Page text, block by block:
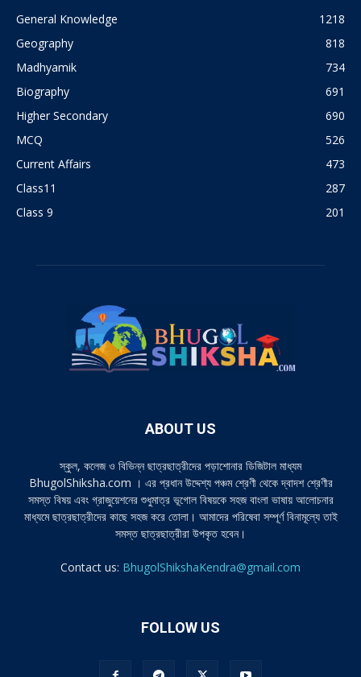
General Knowledge
1218
Geography
818
Madhyamik
734
Biography
691
Higher Secondary
690
MCQ
526
Current Affairs
473
Class11
287
Class 9
201
ABOUT US
স্কুল, কলেজ ও বিভিন্ন ছাত্রছাত্রীদের পড়াশোনার ডিজিটাল মাধ্যম
BhugolShiksha.com । এর প্রধান উদ্দেশ্য পঞ্চম শ্রেণী থেকে দ্বাদশ শ্রেণীর
সমস্ত বিষয় এবং গ্রাজুয়েশনের শুধুমাত্র ভূগোল বিষয়কে সহজ বাংলা ভাষায় আলোচনার
মাধ্যমে ছাত্রছাত্রীদের কাছে সহজ করে তোলা। আমাদের পরিষেবা সম্পূর্ণ বিনামূল্যে তাই
সমস্ত ছাত্রছাত্রীরা উপকৃত হবেন।
Contact us: BhugolShikshaKendra@gmail.com
FOLLOW US